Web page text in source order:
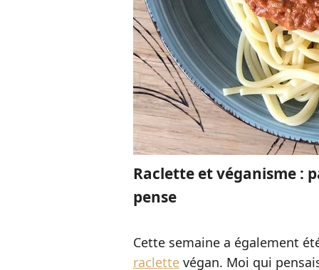
Raclette et véganisme :
pense
Cette semaine a également
raclette végan. Moi qui